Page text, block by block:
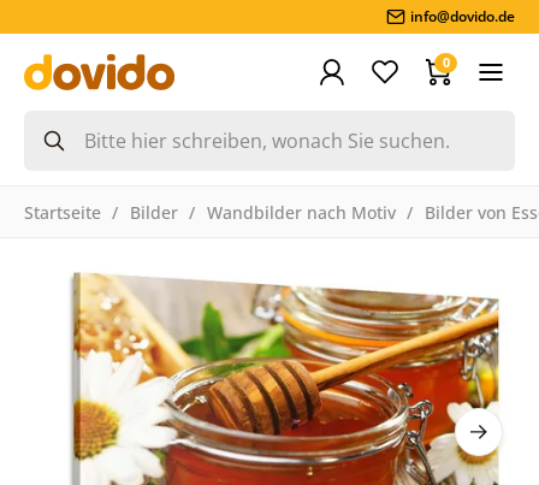
info@dovido.de
0
Startseite Bilder Wandbilder nach Motiv Bilder von